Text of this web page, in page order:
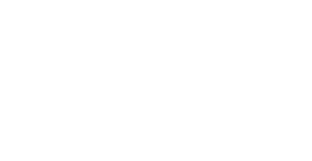
ústrojenstve ženy a
inkontinencii.